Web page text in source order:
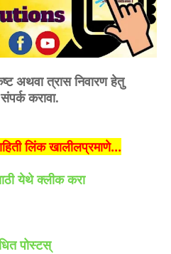
अथवा त्रास निवारण हेतु
करावा.
लिंक खालीलप्रमाणे...
येथे क्लीक करा
पोस्टस्